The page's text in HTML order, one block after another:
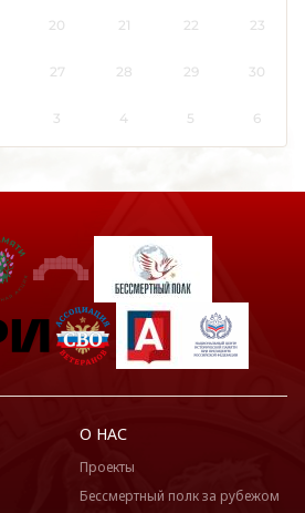
20 21 22 23
27 28 29 30
3 4 5 6
О НАС
Проекты
Бессмертный полк за рубежом